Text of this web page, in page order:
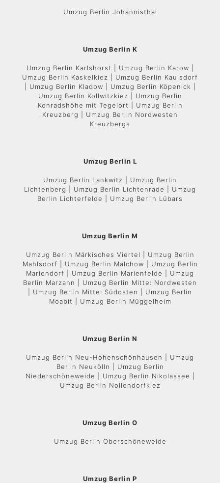
Umzug Berlin Johannisthal
Umzug Berlin K
Umzug Berlin Karlshorst | Umzug Berlin Karow |
Umzug Berlin Kaskelkiez | Umzug Berlin Kaulsdorf
| Umzug Berlin Kladow | Umzug Berlin Köpenick |
Umzug Berlin Kollwitzkiez | Umzug Berlin
Konradshöhe mit Tegelort | Umzug Berlin
Kreuzberg | Umzug Berlin Nordwesten
Kreuzbergs
Umzug Berlin L
Umzug Berlin Lankwitz | Umzug Berlin
Lichtenberg | Umzug Berlin Lichtenrade | Umzug
Berlin Lichterfelde | Umzug Berlin Lübars
Umzug Berlin M
Umzug Berlin Märkisches Viertel | Umzug Berlin
Mahlsdorf | Umzug Berlin Malchow | Umzug Berlin
Mariendorf | Umzug Berlin Marienfelde | Umzug
Berlin Marzahn | Umzug Berlin Mitte: Nordwesten
| Umzug Berlin Mitte: Südosten | Umzug Berlin
Moabit | Umzug Berlin Müggelheim
Umzug Berlin N
Umzug Berlin Neu-Hohenschönhausen | Umzug
Berlin Neukölln | Umzug Berlin
Niederschöneweide | Umzug Berlin Nikolassee |
Umzug Berlin Nollendorfkiez
Umzug Berlin O
Umzug Berlin Oberschöneweide
Umzug Berlin P